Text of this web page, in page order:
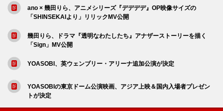
ano × 幾田りら、アニメシリーズ『デデデデ』OP映像サイズの
「SHINSEKAIより」リリックMV公開
幾田りら、ドラマ『透明なわたしたち』アナザーストーリーを描く
「Sign」MV公開
YOASOBI、英ウェンブリー・アリーナ追加公演が決定
YOASOBIの東京ドーム公演映画、アジア上映＆国内入場者プレゼン
トが決定